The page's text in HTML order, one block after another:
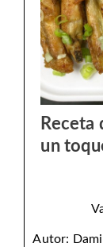
Receta
un
Autor: